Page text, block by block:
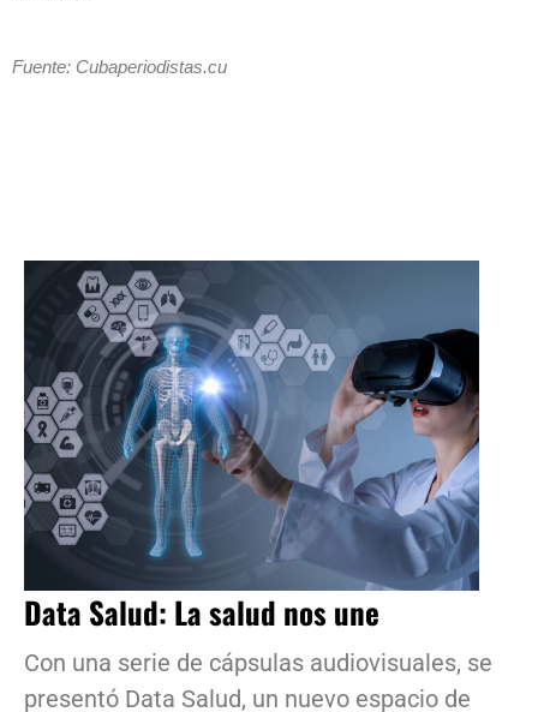
Fuente: Cubaperiodistas.cu
Data Salud: La salud nos une
Con una serie de cápsulas audiovisuales, se
presentó Data Salud, un nuevo espacio de